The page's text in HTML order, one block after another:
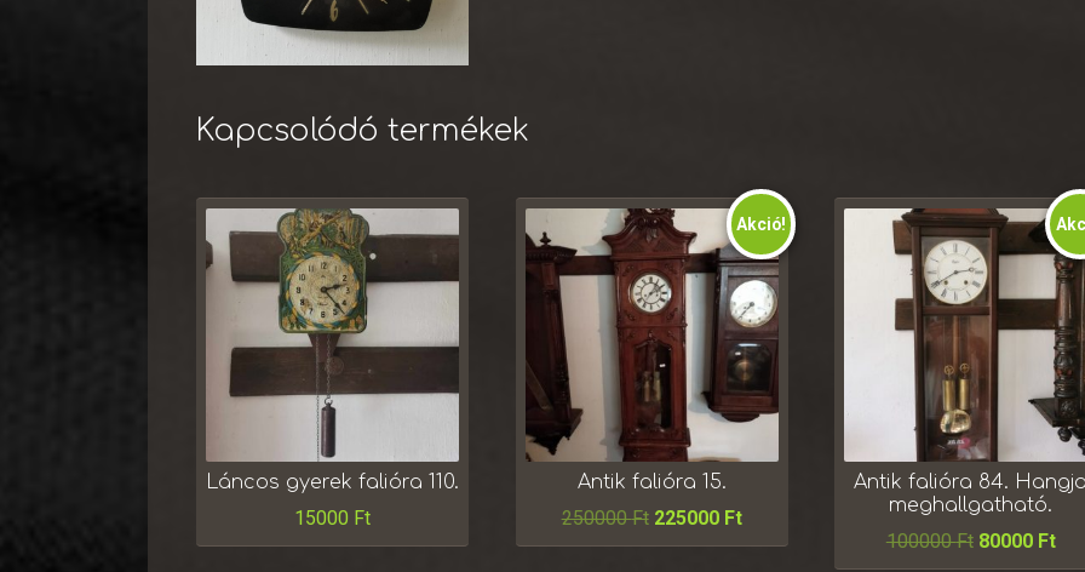
Kapcsolódó termékek
Láncos gyerek falióra 110.
15000 Ft
Akció!
Antik falióra 15.
250000Ft 225000 Ft
Antik falióra 84.
meghallgatható.
100000Ft 80000 Ft